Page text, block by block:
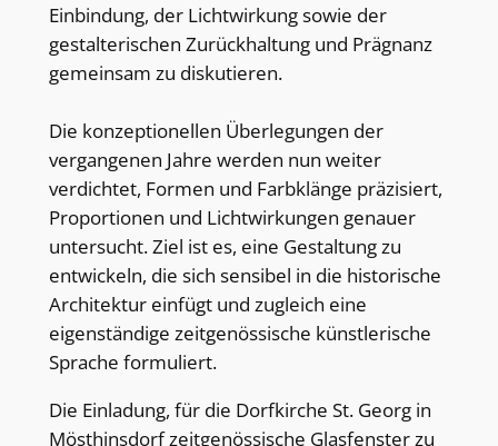
Einbindung, der Lichtwirkung sowie der
gestalterischen Zurückhaltung und Prägnanz
gemeinsam zu diskutieren.
Die konzeptionellen Überlegungen der
vergangenen Jahre werden nun weiter
verdichtet, Formen und Farbklänge präzisiert,
Proportionen und Lichtwirkungen genauer
untersucht. Ziel ist es, eine Gestaltung zu
entwickeln, die sich sensibel in die historische
Architektur einfügt und zugleich eine
eigenständige zeitgenössische künstlerische
Sprache formuliert.
Die Einladung, für die Dorfkirche St. Georg in
Mösthinsdorf zeitgenössische Glasfenster zu